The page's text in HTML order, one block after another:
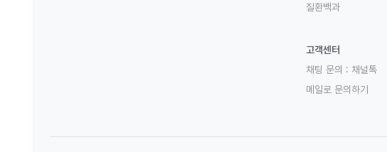
질환백과
고객센터
채팅 문의 : 채널톡
메일로 문의하기